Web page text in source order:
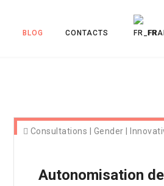
BLOG CONTACTS
Consultations Gender
Autonomisation